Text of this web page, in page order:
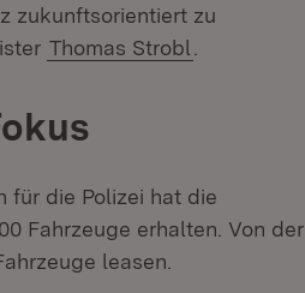
zukunftsorientiert zu
Thomas Strobl
für die Polizei hat die
Fahrzeuge erhalten. Von der
leasen.